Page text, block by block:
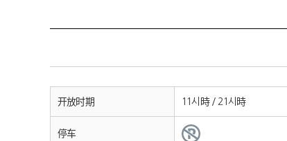
开放时期 11시時 / 21시時
停车